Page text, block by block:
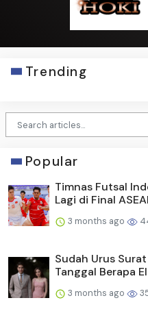
Trending
Popular
Timnas Futsal
Lagi di Final
3 months ago
Sudah Urus
Tanggal Berapa
3 months ago